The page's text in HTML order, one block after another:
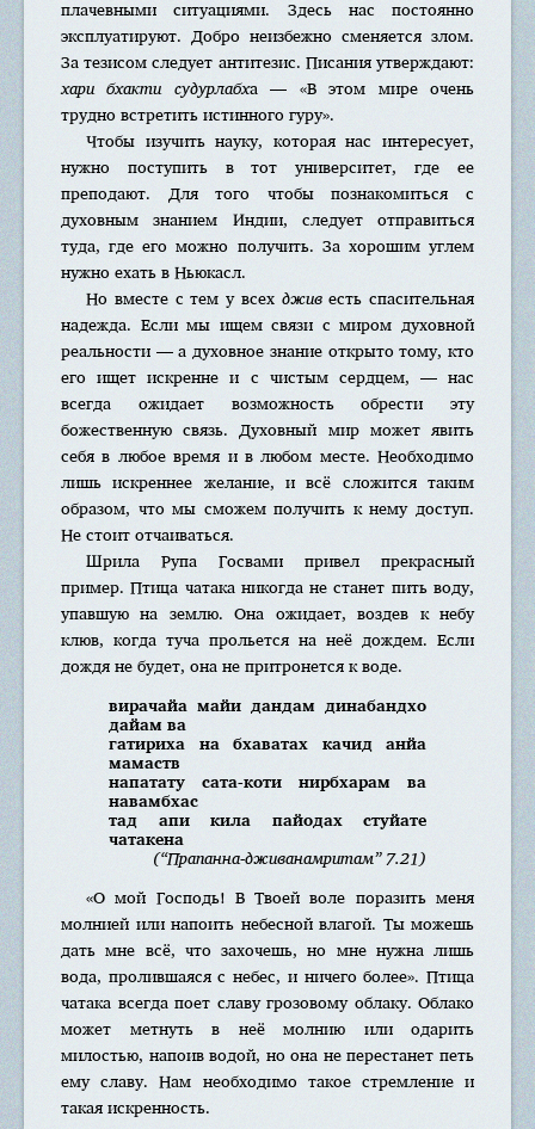
плачевными ситуациями. Здесь нас постоянно
эксплуатируют. Добро неизбежно сменяется злом.
За тезисом следует антитезис. Писания утверждают:
хари бхакти судурлабха — «В этом мире очень
трудно встретить истинного гуру».
Чтобы изучить науку, которая нас интересует,
нужно поступить в тот университет, где ее
преподают. Для того чтобы познакомиться с
духовным знанием Индии, следует отправиться
туда, где его можно получить. За хорошим углем
нужно ехать в Ньюкасл.
Но вместе с тем у всех дживесть спасительная
надежда. Если мы ищем связи с миром духовной
реальности — а духовное знание открыто тому, кто
его ищет искренне и с чистым сердцем, — нас
всегда ожидает возможность обрести эту
божественную связь. Духовный мир может явить
себя в любое время и в любом месте. Необходимо
лишь искреннее желание, и всё сложится таким
образом, что мы сможем получить к нему доступ.
Не стоит отчаиваться.
Шрила Рупа Госвами привел прекрасный
пример. Птица чатака никогда не станет пить воду,
упавшую на землю. Она ожидает, воздев к небу
клюв, когда туча прольется на неё дождем. Если
дождя не будет, она не притронется к воде.
вирачайа майи дандам динабандхо
дайам ва
гатириха на бхаватах качид анйа
мамаств
напатату сата-коти нирбхарам ва
навамбхас
тад апи кила пайодах стуйате
чатакена
(“Прапанна-дживанамритам” 7.21)
«О мой Господь! В Твоей воле поразить меня
молнией или напоить небесной влагой. Ты можешь
дать мне всё, что захочешь, но мне нужна лишь
вода, пролившаяся с небес, и ничего более». Птица
чатака всегда поет славу грозовому облаку. Облако
может метнуть в неё молнию или одарить
милостью, напоив водой, но она не перестанет петь
ему славу. Нам необходимо такое стремление и
такая искренность.